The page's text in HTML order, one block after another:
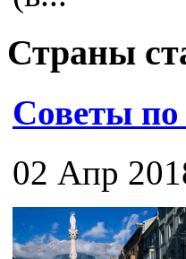
Страны
Советы
02 Апр